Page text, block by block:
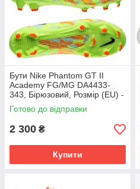
Бути Nike Phantom GT II
Academy FG/MG DA4433-
343, Бірюзовий, Розмір (EU) -
45.5
Готово до відправки
2 300 ₴
Купити